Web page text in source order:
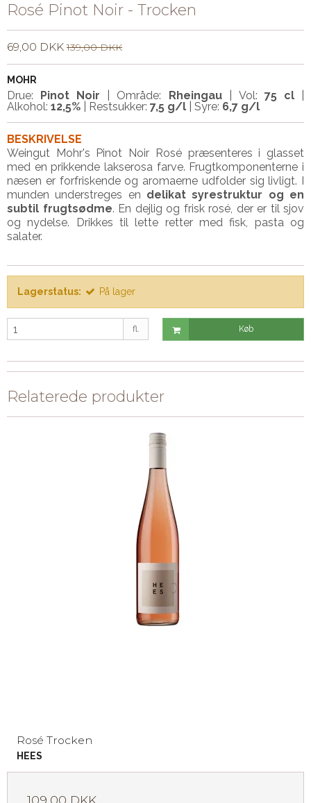
Rosé Pinot Noir - Trocken
69,00 DKK 139,00 DKK
MOHR
Drue: Pinot Noir | Område: Rheingau| Vol: 75 cl|
Alkohol: 12,5% | Restsukker: 7,5 g/l | Syre: 6,7 g/l
BESKRIVELSE
Weingut Mohr's Pinot Noir Rosé præsenteres i glasset
med en prikkende lakserosa farve. Frugtkomponenterne i
næsen er forfriskende og aromaerne udfolder sig livligt. I
munden understreges en delikat syrestruktur og en
subtil frugtsødme. En dejlig og frisk rosé, der er til sjov
og nydelse. Drikkes til lette retter med fisk, pasta og
salater.
Lagerstatus: På lager
fl. Køb
Relaterede produkter
Rosé Trocken
HEES
109,00 DKK